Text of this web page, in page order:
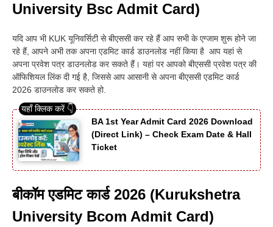
University Bsc Admit Card)
यदि आप भी KUK यूनिवर्सिटी से बीएससी कर रहे हैं आप सभी के एग्जाम शुरू होने जा
रहे हैं, आपने अभी तक अपना एडमिट कार्ड डाउनलोड नहीं किया है आप यहां से
अपना प्रवेश पत्र डाउनलोड कर सकते हैं। यहां पर आपको बीएससी प्रवेश पत्र की
ऑफिशियल लिंक दी गई है, जिससे आप आसानी से अपना बीएससी एडमिट कार्ड
2026 डाउनलोड कर सकते हो.
BA 1st Year Admit Card 2026 Download
(Direct Link) – Check Exam Date & Hall
Ticket
बीकॉम एडमिट कार्ड 2026 (Kurukshetra
University Bcom Admit Card)